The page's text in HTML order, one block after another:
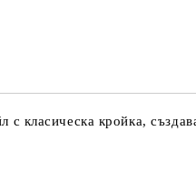
класическа кройка,